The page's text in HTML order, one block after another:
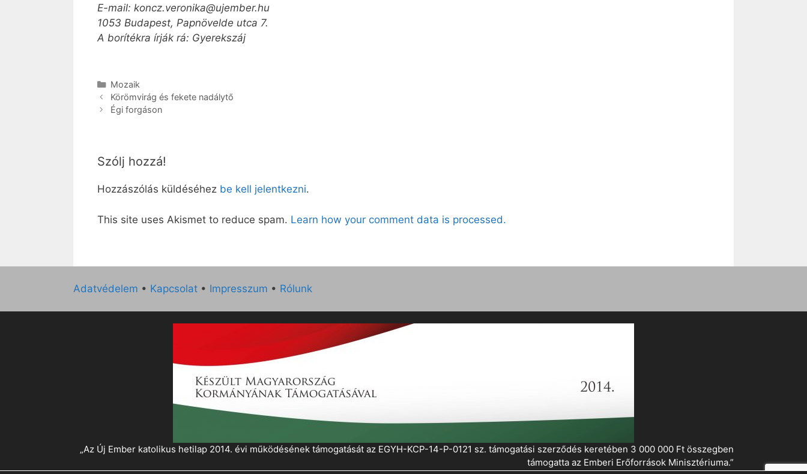
E-mail: koncz.veronika@ujember.hu
1053 Budapest, Papnövelde utca 7.
A borítékra írják rá: Gyerekszáj
Kategória
Mozaik
Körömvirág és fekete nadálytő
Égi forgáson
Szólj hozzá!
Hozzászólás küldéséhez be kell jelentkezni.
This site uses Akismet to reduce spam. Learn how your comment data is processed.
Adatvédelem • Kapcsolat • Impresszum • Rólunk
„Az Új Ember katolikus hetilap 2014. évi működésének támogatását az EGYH-KCP-14-P-0121 sz. támogatási szerződés keretében 3 000 000 Ft összegben
támogatta az Emberi Erőforrások Minisztériuma.”